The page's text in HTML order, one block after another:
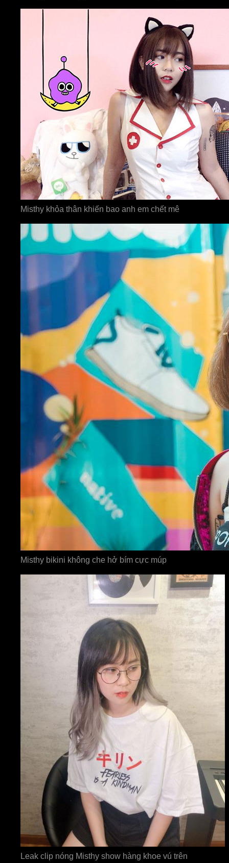
Misthy khỏa thân khiến bao anh em chết mê
Misthy bikini không che hở bím cực múp
Leak clip nóng Misthy show hàng khoe vú trên